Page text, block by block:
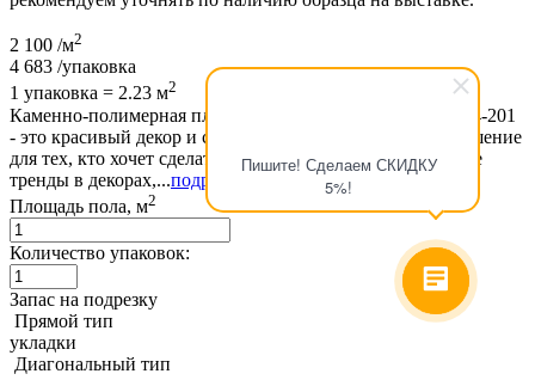
Пишите! Сделаем СКИДКУ
5%!
2 100 /м2
4 683 /упаковка
1 упаковка = 2.23 м2
Каменно-полимерная плитка Alpine Floor Виваче ЕСО 14-201
- это красивый декор и современное, инновационное решение
для тех, кто хочет сделать быстрый ремонт. Современные
тренды в декорах,...подробнее
Площадь пола, м2
Количество упаковок:
Запас на подрезку
Прямой тип
укладки
Диагональный тип